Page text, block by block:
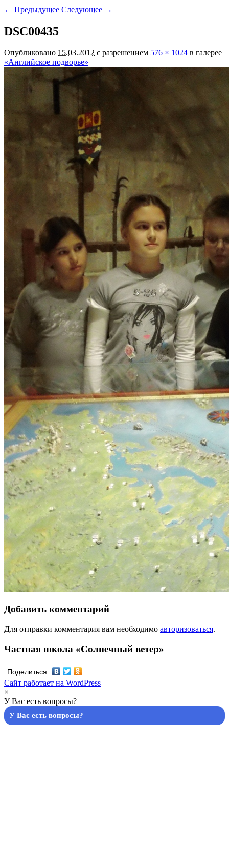
← Предыдущее Следующее →
DSC00435
Опубликовано 15.03.2012 с разрешением 576 × 1024 в галерее
«Английское подворье»
Добавить комментарий
Для отправки комментария вам необходимо авторизоваться.
Частная школа «Солнечный ветер»
Поделиться
Сайт работает на WordPress
×
У Вас есть вопросы?
У Вас есть вопросы?